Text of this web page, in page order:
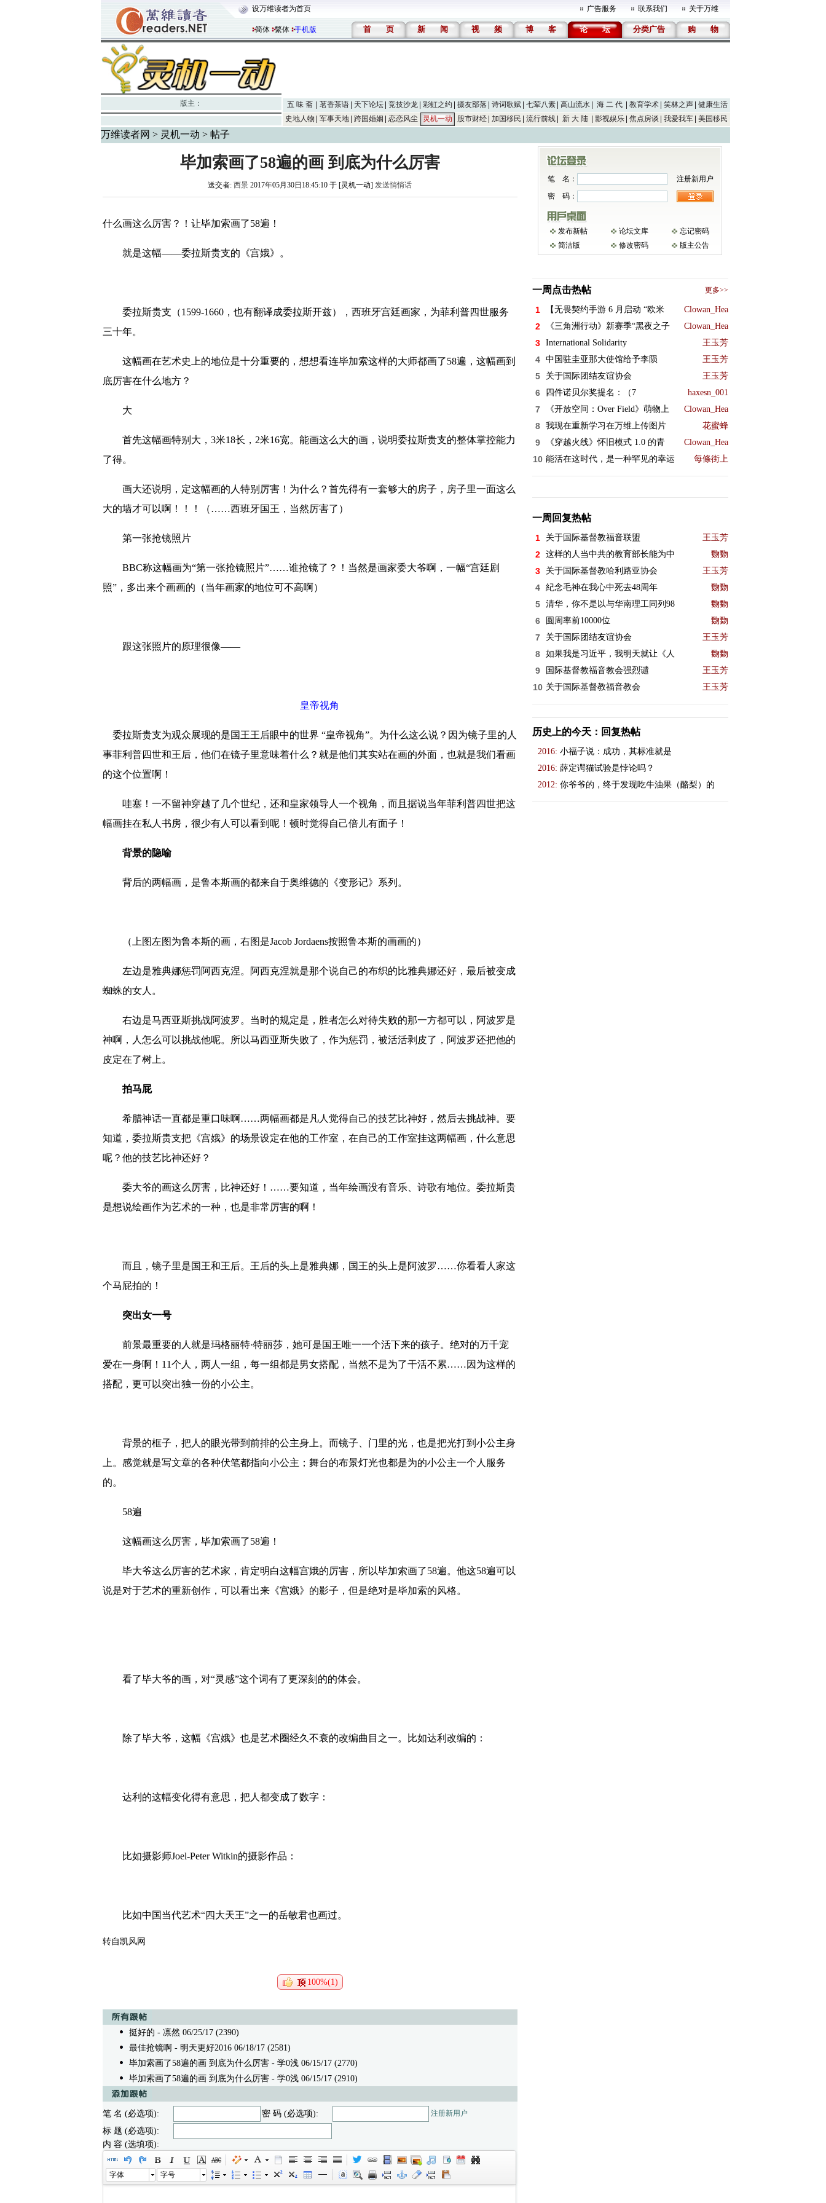
设万维读者为首页 广告服务 联系我们 关于万维
简体 繁体 手机版 首 页 新 闻 视 频 博 客 论 坛 分类广告 购 物
版主： 五 味 斋 茗香茶语 天下论坛 竞技沙龙 彩虹之约 摄友部落 诗词歌赋 七荤八素 高山流水 海 二 代 教育学术 笑林之声
健康生活
史地人物
军事天地 跨国婚姻 恋恋风尘 灵机一动 股市财经 加国移民 流行前线 新 大 陆 影视娱乐 焦点房谈 我爱我车 美国移民
万维读者网 > 灵机一动 > 帖子
毕加索画了58遍的画 到底为什么厉害
送交者: 西景 2017年05月30日18:45:10 于 [灵机一动] 发送悄悄话
什么画这么厉害？！让毕加索画了58遍！
就是这幅——委拉斯贵支的《宫娥》。
委拉斯贵支（1599-1660，也有翻译成委拉斯开兹），西班牙宫廷画家，为菲利普四世服务
三十年。
这幅画在艺术史上的地位是十分重要的，想想看连毕加索这样的大师都画了58遍，这幅画到
底厉害在什么地方？
大
首先这幅画特别大，3米18长，2米16宽。能画这么大的画，说明委拉斯贵支的整体掌控能力
了得。
画大还说明，定这幅画的人特别厉害！为什么？首先得有一套够大的房子，房子里一面这么
大的墙才可以啊！！！（……西班牙国王，当然厉害了）
第一张抢镜照片
BBC称这幅画为“第一张抢镜照片”……谁抢镜了？！当然是画家委大爷啊，一幅“宫廷剧
照”，多出来个画画的（当年画家的地位可不高啊）
跟这张照片的原理很像——
皇帝视角
委拉斯贵支为观众展现的是国王王后眼中的世界 “皇帝视角”。为什么这么说？因为镜子里的人
事菲利普四世和王后，他们在镜子里意味着什么？就是他们其实站在画的外面，也就是我们看画
的这个位置啊！
哇塞！一不留神穿越了几个世纪，还和皇家领导人一个视角，而且据说当年菲利普四世把这
幅画挂在私人书房，很少有人可以看到呢！顿时觉得自己倍儿有面子！
背景的隐喻
背后的两幅画，是鲁本斯画的都来自于奥维德的《变形记》系列。
（上图左图为鲁本斯的画，右图是Jacob Jordaens按照鲁本斯的画画的）
左边是雅典娜惩罚阿西克涅。阿西克涅就是那个说自己的布织的比雅典娜还好，最后被变成
蜘蛛的女人。
右边是马西亚斯挑战阿波罗。当时的规定是，胜者怎么对待失败的那一方都可以，阿波罗是
神啊，人怎么可以挑战他呢。所以马西亚斯失败了，作为惩罚，被活活剥皮了，阿波罗还把他的
皮定在了树上。
拍马屁
希腊神话一直都是重口味啊……两幅画都是凡人觉得自己的技艺比神好，然后去挑战神。要
知道，委拉斯贵支把《宫娥》的场景设定在他的工作室，在自己的工作室挂这两幅画，什么意思
呢？他的技艺比神还好？
委大爷的画这么厉害，比神还好！……要知道，当年绘画没有音乐、诗歌有地位。委拉斯贵
是想说绘画作为艺术的一种，也是非常厉害的啊！
而且，镜子里是国王和王后。王后的头上是雅典娜，国王的头上是阿波罗……你看看人家这
个马屁拍的！
突出女一号
前景最重要的人就是玛格丽特·特丽莎，她可是国王唯一一个活下来的孩子。绝对的万千宠
爱在一身啊！11个人，两人一组，每一组都是男女搭配，当然不是为了干活不累……因为这样的
搭配，更可以突出独一份的小公主。
背景的框子，把人的眼光带到前排的公主身上。而镜子、门里的光，也是把光打到小公主身
上。感觉就是写文章的各种伏笔都指向小公主；舞台的布景灯光也都是为的小公主一个人服务
的。
58遍
这幅画这么厉害，毕加索画了58遍！
毕大爷这么厉害的艺术家，肯定明白这幅宫娥的厉害，所以毕加索画了58遍。他这58遍可以
说是对于艺术的重新创作，可以看出来《宫娥》的影子，但是绝对是毕加索的风格。
看了毕大爷的画，对“灵感”这个词有了更深刻的的体会。
除了毕大爷，这幅《宫娥》也是艺术圈经久不衰的改编曲目之一。比如达利改编的：
达利的这幅变化得有意思，把人都变成了数字：
比如摄影师Joel-Peter Witkin的摄影作品：
比如中国当代艺术“四大天王”之一的岳敏君也画过。
转自凯风网
100%(1)
挺好的 - 凛然 06/25/17 (2390)
最佳抢镜啊 - 明天更好2016 06/18/17 (2581)
毕加索画了58遍的画 到底为什么厉害- 学0浅 06/15/17 (2770)
毕加索画了58遍的画 到底为什么厉害- 学0浅 06/15/17 (2910)
笔 名 (必选项): 密 码 (必选项): 注册新用户
标 题 (必选项):
内 容 (选填项):
字体 字号
笔 名：
注册新用户
密 码：
发布新帖 论坛文库
忘记密码
简洁版
修改密码 版主公告
一周点击热帖 更多>>
1 【无畏契约手游 6 月启动 “欧米 Clowan_Hea
2 《三角洲行动》新赛季“黑夜之子 Clowan_Hea
3 International Solidarity 王玉芳
4 中国驻圭亚那大使馆给予李陨 王玉芳
5 关于国际团结友谊协会 王玉芳
6 四件诺贝尔奖提名：（7 haxesn_001
7 《开放空间：Over Field》萌物上 Clowan_Hea
8 我现在重新学习在万维上传图片 花蜜蜂
9 《穿越火线》怀旧模式 1.0 的青 Clowan_Hea
10 能活在这时代，是一种罕见的幸运 每條街上
一周回复热帖
1 关于国际基督教福音联盟 王玉芳
2 这样的人当中共的教育部长能为中 覅覅
3 关于国际基督教哈利路亚协会 王玉芳
4 紀念毛神在我心中死去48周年 覅覅
5 清华，你不是以与华南理工同列98 覅覅
6 圆周率前10000位 覅覅
7 关于国际团结友谊协会 王玉芳
8 如果我是习近平，我明天就让《人 覅覅
9 国际基督教福音教会强烈谴 王玉芳
10 关于国际基督教福音教会 王玉芳
历史上的今天：回复热帖
2016: 小福子说：成功，其标准就是
2016: 薛定谔猫试验是悖论吗？
2012: 你爷爷的，终于发现吃牛油果（酪梨）的